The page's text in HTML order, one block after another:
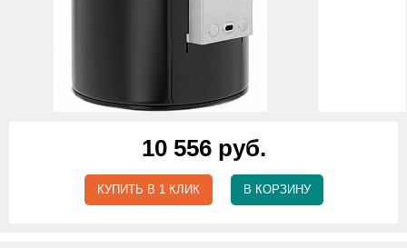
10 556 руб.
КУПИТЬ В 1 КЛИК В КОРЗИНУ